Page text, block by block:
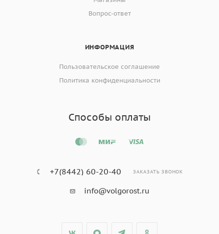
Вопрос-ответ
ИНФОРМАЦИЯ
Пользовательское соглашение
Политика конфиденциальности
Способы оплаты
+7(8442) 60-20-40 ЗАКАЗАТЬ ЗВОНОК
info@volgorost.ru